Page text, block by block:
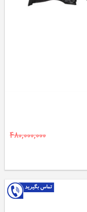
480,000,000